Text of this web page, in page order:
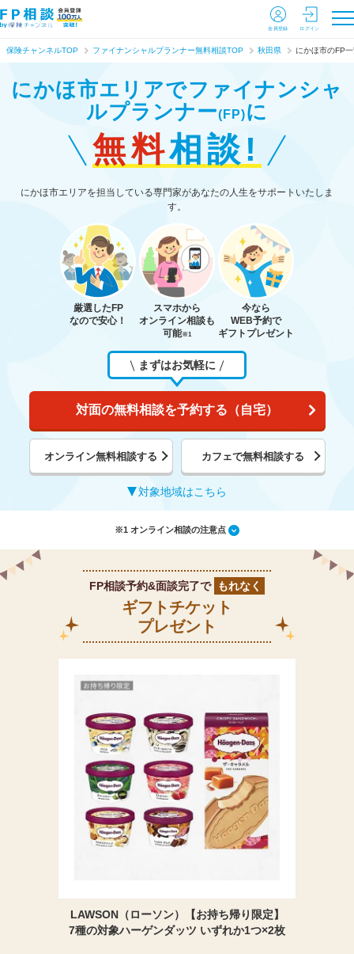
会員登録 ログイン
保険チャンネルTOP ファイナンシャルプランナー無料相談TOP 秋田県 にかほ市のFP
にかほ市エリアでファイナンシャ
ルプランナー(FP)に
無料相談!
にかほ市エリアを担当している専門家があなたの人生をサポートいたしま
す。
厳選したFP
なので安心！
スマホから
オンライン相談も
可能※1
今なら
WEB予約で
ギフトプレゼント
まずはお気軽に
対面の無料相談を予約する（自宅）
オンライン無料相談する カフェで無料相談する
対象地域はこちら
※1 オンライン相談の注意点
FP相談予約&面談完了で もれなく
ギフトチケット
プレゼント
LAWSON（ローソン）【お持ち帰り限定】
7種の対象ハーゲンダッツ いずれか1つ×2枚